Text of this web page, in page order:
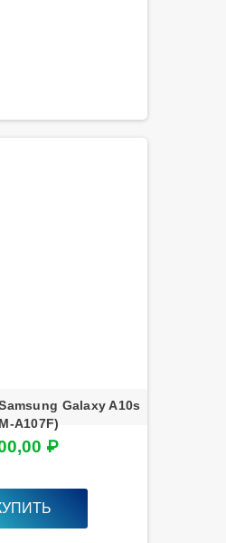
Galaxy A10s
A107F)
₽